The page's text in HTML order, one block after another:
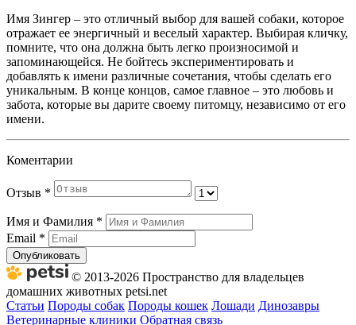
Имя Зингер – это отличный выбор для вашей собаки, которое
отражает ее энергичный и веселый характер. Выбирая кличку,
помните, что она должна быть легко произносимой и
запоминающейся. Не бойтесь экспериментировать и
добавлять к имени различные сочетания, чтобы сделать его
уникальным. В конце концов, самое главное – это любовь и
забота, которые вы дарите своему питомцу, независимо от его
имени.
Коментарии
Отзыв *
Имя и Фамилия *
Email *
Опубликовать
© 2013-2026 Пространство для владельцев
домашних животных petsi.net
Статьи Породы собак Породы кошек Лошади Динозавры
Ветеринарные клиники Обратная связь